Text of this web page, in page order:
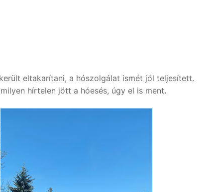
eltakarítani, a hószolgálat ismét jól teljesített.
hírtelen jött a hóesés, úgy el is ment.